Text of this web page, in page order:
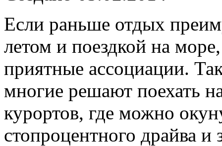
Если раньше отдых
летом и поездкой на
приятные ассоциации.
многие решают поехать
курортов, где можно
стопроцентного драйва и